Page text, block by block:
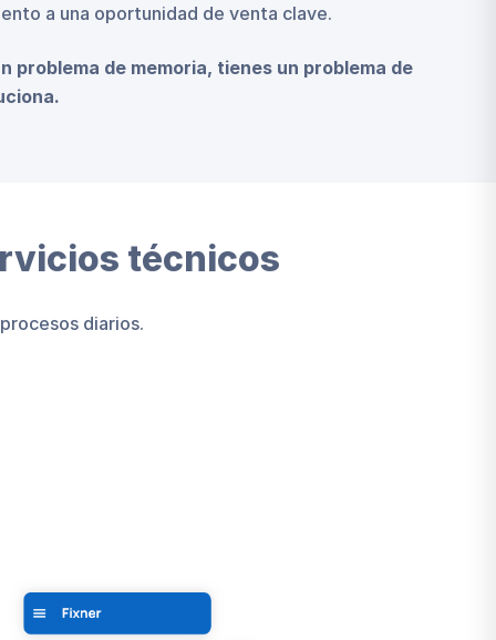
a una oportunidad de venta clave.
problema de memoria, tienes un problema de
técnicos
diarios.